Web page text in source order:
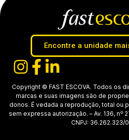
Encontre a unidade
Copyright © FAST ESCOVA. Todos os
marcas e suas imagens são de
donos. É vedada a reprodução, total ou
sem expressa autorização. – Av. 136, nº
CNPJ: 36.262.323/